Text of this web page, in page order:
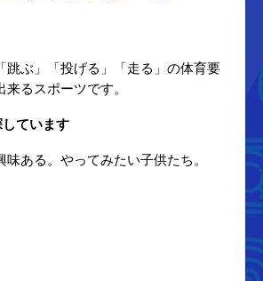
跳ぶ」「投げる」「走る」の体育要
るスポーツです。
ています
味ある。やってみたい子供たち。